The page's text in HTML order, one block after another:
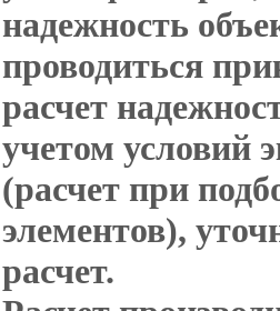
надежность
проводиться
расчет
учетом условий
(расчет при
элементов),
расчет.